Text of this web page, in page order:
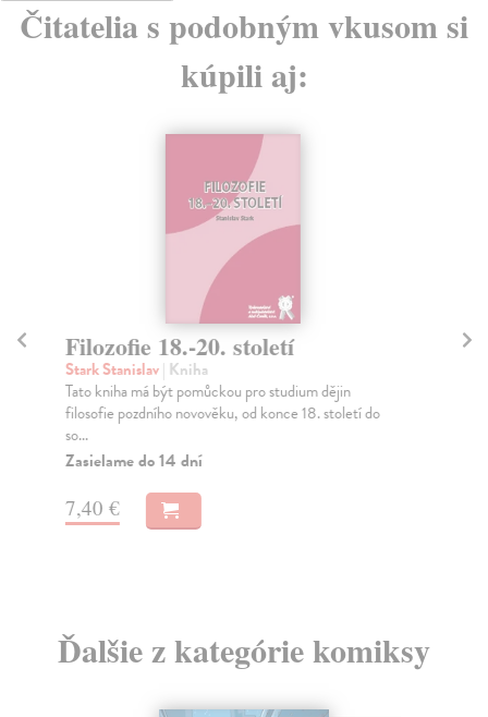
Čitatelia s podobným vkusom si
kúpili aj:
Filozofie 18.-20. století
Stark Stanislav| Kniha
Tato kniha má být pomůckou pro studium dějin
filosofie pozdního novověku, od konce 18. století do
so...
Zasielame do 14 dní
7,40 €
Ďalšie z kategórie komiksy